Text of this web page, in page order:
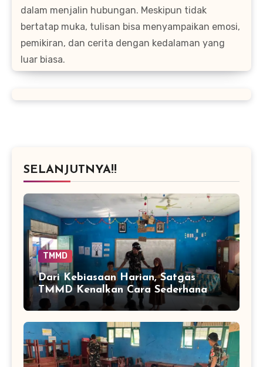
dalam menjalin hubungan. Meskipun tidak
bertatap muka, tulisan bisa menyampaikan emosi,
pemikiran, dan cerita dengan kedalaman yang
luar biasa.
SELANJUTNYA!!
TMMD
Dari Kebiasaan Harian, Satgas
TMMD Kenalkan Cara Sederhana
Mencegah Penyakit Sejak Dini